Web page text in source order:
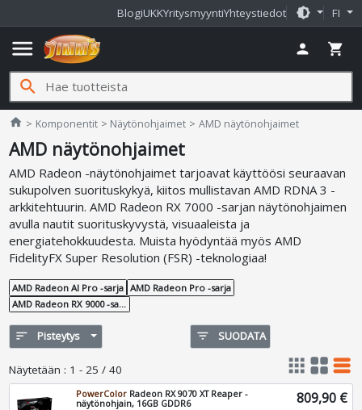
BlogiUKKYritysmyyntiYhteystiedot brightness_medium FI
menu person shopping_cart
search
home Jimms.fi
Komponentit Näytönohjaimet AMD näytönohjaimet
AMD näytönohjaimet
AMD Radeon -näytönohjaimet tarjoavat käyttöösi seuraavan
sukupolven suorituskykyä, kiitos mullistavan AMD RDNA 3 -
arkkitehtuurin. AMD Radeon RX 7000 -sarjan näytönohjaimen
avulla nautit suorituskyvystä, visuaaleista ja
energiatehokkuudesta. Muista hyödyntää myös AMD
FidelityFX Super Resolution (FSR) -teknologiaa!
AMD Radeon AI Pro -sarja AMD Radeon Pro -sarja
AMD Radeon RX 9000 -sarja
sort Pisteytys filter_list SUODATA
Näytetään : 1 - 25 / 40 apps grid_view table_rows
PowerColor Radeon RX 9070 XT Reaper -
näytönohjain, 16GB GDDR6
809,90 €